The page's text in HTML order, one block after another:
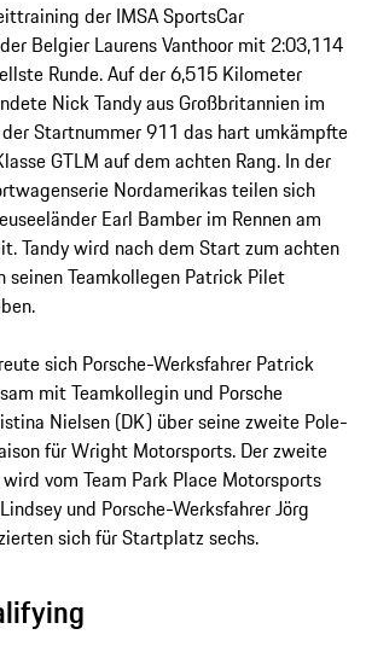
der IMSA SportsCar
Belgier Laurens Vanthoor mit 2:03,114
Runde. Auf der 6,515 Kilometer
Nick Tandy aus Großbritannien im
Startnummer 911 das hart umkämpfte
GTLM auf dem achten Rang. In der
Nordamerikas teilen sich
Earl Bamber im Rennen am
Tandy wird nach dem Start zum achten
seinen Teamkollegen Patrick Pilet
sich Porsche-Werksfahrer Patrick
mit Teamkollegin und Porsche
Nielsen (DK) über seine zweite Pole-
für Wright Motorsports. Der zweite
vom Team Park Place Motorsports
und Porsche-Werksfahrer Jörg
sich für Startplatz sechs.